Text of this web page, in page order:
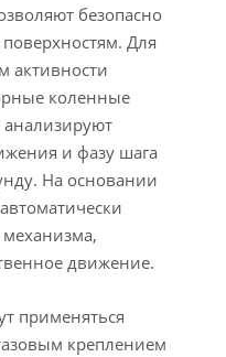
безопасно
Для
активности
коленные
и фазу шага
На основании
механизма,
движение.
применяться
креплением